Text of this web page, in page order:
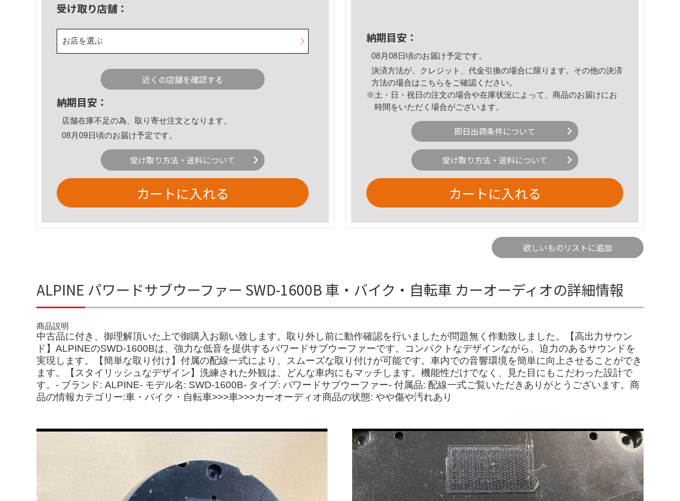
受け取り店舗：
お店を選ぶ
近くの店舗を確認する
納期目安：
店舗在庫不足の為、取り寄せ注文となります。
08月09日頃のお届け予定です。
受け取り方法・送料について
カートに入れる
納期目安：
08月08日頃のお届け予定です。
決済方法が、クレジット、代金引換の場合に限ります。その他の決済
方法の場合はこちら をご確認ください。
※土・日・祝日の注文の場合や在庫状況によって、商品のお届けにお
時間をいただく場合がございます。
即日出荷条件について
受け取り方法・送料について
カートに入れる
欲しいものリストに追加
ALPINE パワードサブウーファー SWD-1600B 車・バイク・自転車 カーオーディオの詳細情報
商品説明
中古品に付き、御理解頂いた上で御購入お願い致します。取り外し前に動作確認を行いましたが問題無く作動致しました。【高出力サウン
ド】ALPINEのSWD-1600Bは、強力な低音を提供するパワードサブウーファーです。コンパクトなデザインながら、迫力のあるサウンドを
実現します。【簡単な取り付け】付属の配線一式により、スムーズな取り付けが可能です。車内での音響環境を簡単に向上させることができ
ます。【スタイリッシュなデザイン】洗練された外観は、どんな車内にもマッチします。機能性だけでなく、見た目にもこだわった設計で
す。- ブランド: ALPINE- モデル名: SWD-1600B- タイプ: パワードサブウーファー- 付属品: 配線一式ご覧いただきありがとうございます。商
品の情報カテゴリー:車・バイク・自転車>>>車>>>カーオーディオ商品の状態: やや傷や汚れあり